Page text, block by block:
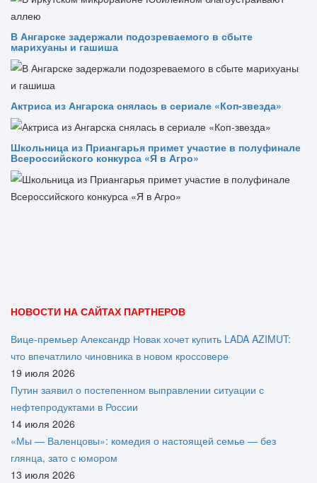
В Ангарске задержали подозреваемого в сбыте
марихуаны и гашиша
Актриса из Ангарска снялась в сериале «Коп-звезда»
Школьница из Приангарья примет участие в полуфинале
Всероссийского конкурса «Я в Агро»
НОВОСТИ НА САЙТАХ ПАРТНЕРОВ
Вице‑премьер Александр Новак хочет купить LADA AZIMUT:
что впечатлило чиновника в новом кроссовере
19 июля 2026
Путин заявил о постепенном выправлении ситуации с
нефтепродуктами в России
14 июля 2026
«Мы — Валенцовы»: комедия о настоящей семье — без
глянца, зато с юмором
13 июля 2026